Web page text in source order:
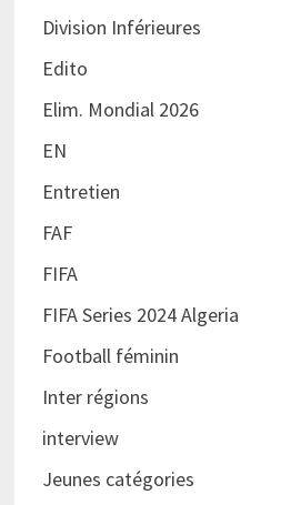
Division Inférieures
Edito
Elim. Mondial 2026
EN
Entretien
FAF
FIFA
FIFA Series 2024 Algeria
Football féminin
Inter régions
interview
Jeunes catégories